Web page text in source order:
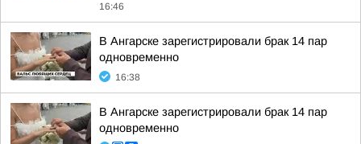
16:46
В Ангарске зарегистрировали брак 14 пар
одновременно
16:38
В Ангарске зарегистрировали брак 14 пар
одновременно